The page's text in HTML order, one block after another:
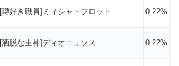
[噂好き職員]ミィシャ・フロット 0.22%
[洒脱な主神]ディオニュソス 0.22%